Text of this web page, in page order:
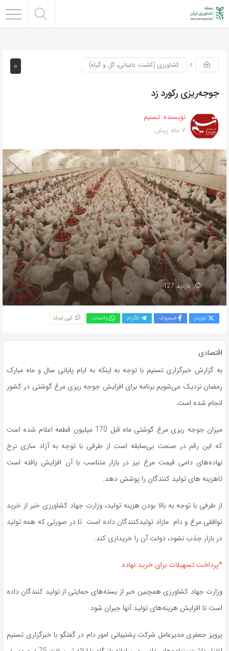
0 کشاورزی (کشت، باغبانی، گل و گیاه)
جوجه‌ریزی رکورد زد
نویسنده: تسنیم
7 ماه پیش
بازدید 127
توییتر فیسبوک تلگرام واتساپ کپی لینک
اقتصادی
به گزارش خبرگزاری تسنیم با توجه به اینکه به ایام پایانی سال و ماه مبارک
رمضان نزدیک می‌شویم برنامه برای افزایش جوجه ریزی مرغ گوشتی در کشور
انجام شده است.
میزان جوجه ریزی مرغ گوشتی ماه قبل 170 میلیون قطعه اعلام شده است
که این رقم در صنعت بی‌سابقه است از طرفی با توجه به آزاد سازی نرخ
نهاده‌های دامی قیمت مرغ نیز در بازار متناسب با آن افزایش یافته است
تاهزینه های تولید کنندگان را پوشش دهد.
از طرفی با توجه به بالا بودن هزینه تولید، وزارت جهاد کشاورزی خبر از خرید
توافقی مرغ و دام مازاد تولیدکنندگان داده است تا در صورتی که همه تولید
در بازار جذب نشود، دولت آن را خریداری کند.
*پرداخت تسهیلات برای خرید نهاده‌
وزارت جهاد کشاورزی همچنین خبر از بسته‌های حمایتی از تولید کنندگان داده
است تا افزایش هزینه‌های تولید آنها جبران شود.
پرویز جعفری مدیرعامل شرکت پشتیبانی امور دام در گفتگو با خبرگزاری تسنیم